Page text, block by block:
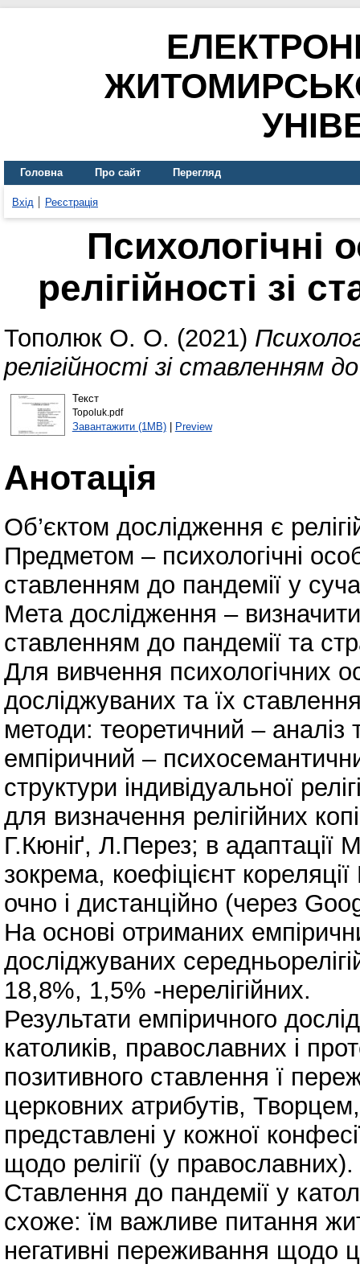
Головна Про сайт Перегляд
Вхід Реєстрація
Психологічні
релігійності зі
Тополюк О. О. (2021)
релігійності зі ставленням
Текст
Topoluk.pdf
Завантажити (1MB)| Preview
Анотація
Об’єктом дослідження є
Предметом – психологічні
ставленням до пандемії у
Мета дослідження – визначити
ставленням до пандемії та
Для вивчення психологічних
досліджуваних та їх
методи: теоретичний – аналіз
емпіричний –
структури індивідуальної
для визначення релігійних
Г.Кюніґ, Л.Перез; в адаптації
зокрема, коефіцієнт
очно і дистанційно (через
На основі отриманих
досліджуваних
18,8%, 1,5% -нерелігійних.
Результати емпіричного
католиків, православних і
позитивного ставлення ї
церковних атрибутів,
представлені у кожної
щодо релігії (у православних).
Ставлення до пандемії у
схоже: їм важливе питання
негативні переживання щодо